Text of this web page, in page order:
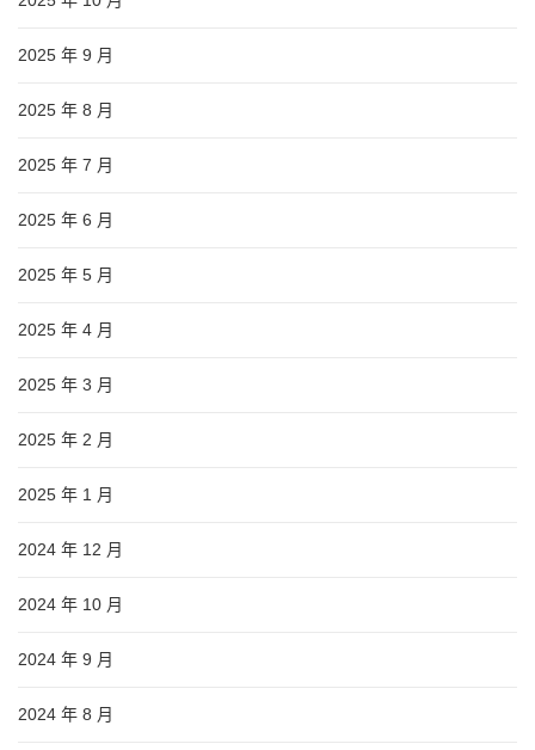
2025 年 9 月
2025 年 8 月
2025 年 7 月
2025 年 6 月
2025 年 5 月
2025 年 4 月
2025 年 3 月
2025 年 2 月
2025 年 1 月
2024 年 12 月
2024 年 10 月
2024 年 9 月
2024 年 8 月